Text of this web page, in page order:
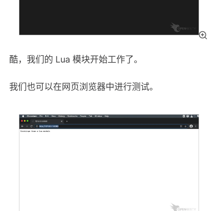
酷，我们的 Lua 模块开始工作了。
我们也可以在网页浏览器中进行测试。